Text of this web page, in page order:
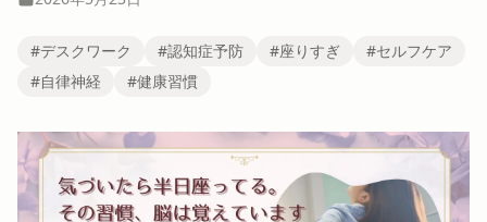
#デスクワーク #認知症予防 #座りすぎ
#セルフケア
#自律神経
#健康習慣